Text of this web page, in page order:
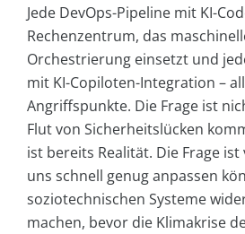
Jede DevOps-Pipeline mit KI-
Rechenzentrum, das
Orchestrierung einsetzt und
mit KI-Copiloten-Integration –
Angriffspunkte. Die Frage ist
Flut von Sicherheitslücken
ist bereits Realität. Die Frage
uns schnell genug anpassen
soziotechnischen Systeme
machen, bevor die Klimakrise